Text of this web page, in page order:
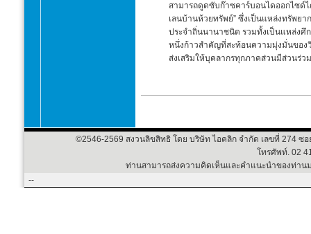
สามารถดูดซับก๊าซคาร์บอนไดออกไซด์ไ
เลนบ้านห้วยทรัพย์” ซึ่งเป็นแหล่งทรัพย
ประจำถิ่นนานาชนิด รวมทั้งเป็นแหล่งศึ
หนึ่งก้าวสำคัญที่สะท้อนความมุ่งมั่นของวิ
ส่งเสริมให้บุคลากรทุกภาคส่วนมีส่วนร่
©2546-2569 สงวนลิขสิทธิ โดย บริษัท ไอคลิก จำกัด เลขที่ 274 ซ
โทรศัพท์. 02
ท่านสามารถส่งความคิดเห็นและคำแนะนำของท่าน
--